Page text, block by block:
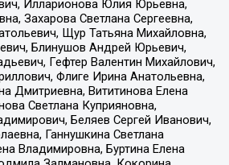
Илларионова Юлия Юрьевна,
Захарова Светлана Сергеевна,
Щур Татьяна Михайловна,
Блинушов Андрей Юрьевич,
Гефтер Валентин Михайлович,
Флиге Ирина Анатольевна,
Дмитриевна, Вититинова Елена
Светлана Куприяновна,
Беляев Сергей Иванович,
Ганнушкина Светлана
Владимировна, Буртина Елена